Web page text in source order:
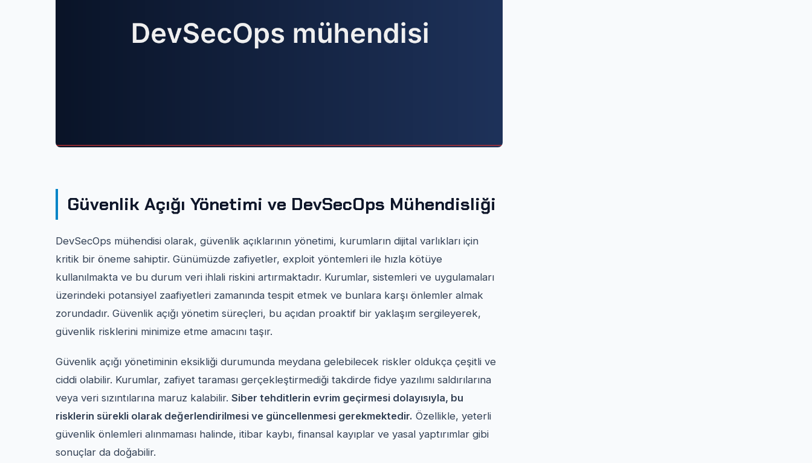
Güvenlik Açığı Yönetimi ve DevSecOps Mühendisliği
DevSecOps mühendisi olarak, güvenlik açıklarının yönetimi, kurumların dijital varlıkları için
kritik bir öneme sahiptir. Günümüzde zafiyetler, exploit yöntemleri ile hızla kötüye
kullanılmakta ve bu durum veri ihlali riskini artırmaktadır. Kurumlar, sistemleri ve uygulamaları
üzerindeki potansiyel zaafiyetleri zamanında tespit etmek ve bunlara karşı önlemler almak
zorundadır. Güvenlik açığı yönetim süreçleri, bu açıdan proaktif bir yaklaşım sergileyerek,
güvenlik risklerini minimize etme amacını taşır.
Güvenlik açığı yönetiminin eksikliği durumunda meydana gelebilecek riskler oldukça çeşitli ve
ciddi olabilir. Kurumlar, zafiyet taraması gerçekleştirmediği takdirde fidye yazılımı saldırılarına
veya veri sızıntılarına maruz kalabilir. Siber tehditlerin evrim geçirmesi dolayısıyla, bu
risklerin sürekli olarak değerlendirilmesi ve güncellenmesi gerekmektedir. Özellikle, yeterli
güvenlik önlemleri alınmaması halinde, itibar kaybı, finansal kayıplar ve yasal yaptırımlar gibi
sonuçlar da doğabilir.